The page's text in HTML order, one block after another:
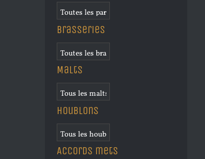
Brasseries
Malts
Houblons
Accords mets